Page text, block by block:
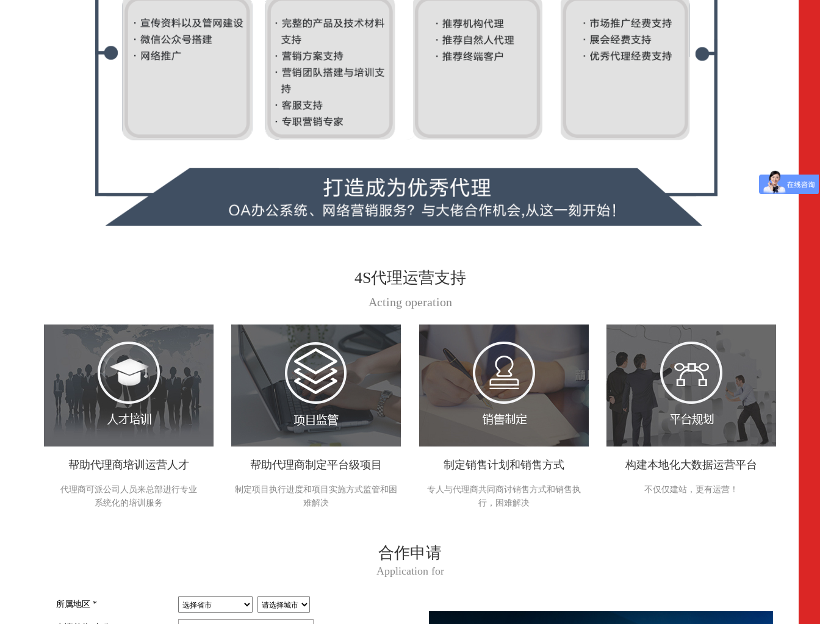
4S代理运营支持
Acting operation
帮助代理商培训运营人才
代理商可派公司人员来总部进行专业
系统化的培训服务
帮助代理商制定平台级项目
制定项目执行进度和项目实施方式监管和困
难解决
制定销售计划和销售方式
专人与代理商共同商讨销售方式和销售执
行，困难解决
构建本地化大数据运营平台
不仅仅建站，更有运营！
合作申请
Application for
所属地区 *